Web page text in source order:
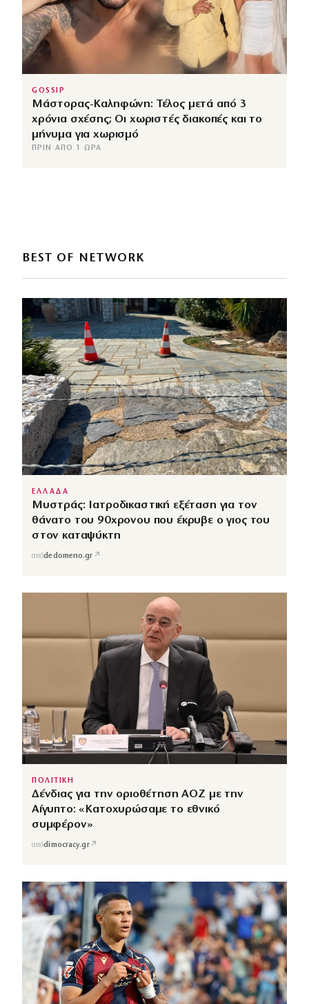
GOSSIP
Μάστορας-Καληφώνη: Τέλος μετά από 3
χρόνια σχέσης; Οι χωριστές διακοπές και το
μήνυμα για χωρισμό
ΠΡΙΝ ΑΠΌ 1 ΏΡΑ
BEST OF NETWORK
ΕΛΛΑΔΑ
Μυστράς: Ιατροδικαστική εξέταση για τον
θάνατο του 90χρονου που έκρυβε ο γιος του
στον καταψύκτη
απόdedomeno.gr ↗
ΠΟΛΙΤΙΚΗ
Δένδιας για την οριοθέτηση ΑΟΖ με την
Αίγυπτο: «Κατοχυρώσαμε το εθνικό
συμφέρον»
απόdimocracy.gr↗